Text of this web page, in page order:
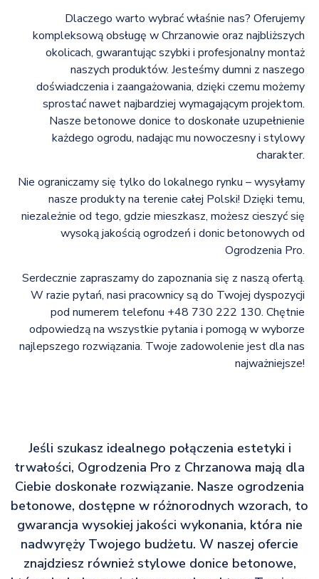
Dlaczego warto wybrać właśnie nas? Oferujemy
kompleksową obsługę w Chrzanowie oraz najbliższych
okolicach, gwarantując szybki i profesjonalny montaż
naszych produktów. Jesteśmy dumni z naszego
doświadczenia i zaangażowania, dzięki czemu możemy
sprostać nawet najbardziej wymagającym projektom.
Nasze betonowe donice to doskonałe uzupełnienie
każdego ogrodu, nadając mu nowoczesny i stylowy
charakter.
Nie ograniczamy się tylko do lokalnego rynku – wysyłamy
nasze produkty na terenie całej Polski! Dzięki temu,
niezależnie od tego, gdzie mieszkasz, możesz cieszyć się
wysoką jakością ogrodzeń i donic betonowych od
Ogrodzenia Pro.
Serdecznie zapraszamy do zapoznania się z naszą ofertą.
W razie pytań, nasi pracownicy są do Twojej dyspozycji
pod numerem telefonu +48 730 222 130. Chętnie
odpowiedzą na wszystkie pytania i pomogą w wyborze
najlepszego rozwiązania. Twoje zadowolenie jest dla nas
najważniejsze!
Jeśli szukasz idealnego połączenia estetyki i
trwałości, Ogrodzenia Pro z Chrzanowa mają dla
Ciebie doskonałe rozwiązanie. Nasze ogrodzenia
betonowe, dostępne w różnorodnych wzorach, to
gwarancja wysokiej jakości wykonania, która nie
nadwyręży Twojego budżetu. W naszej ofercie
znajdziesz również stylowe donice betonowe,